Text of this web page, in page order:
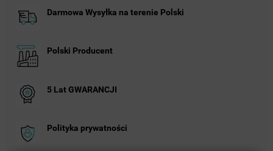
Darmowa Wysyłka na terenie Polski
Polski Producent
5 Lat GWARANCJI
Polityka prywatności